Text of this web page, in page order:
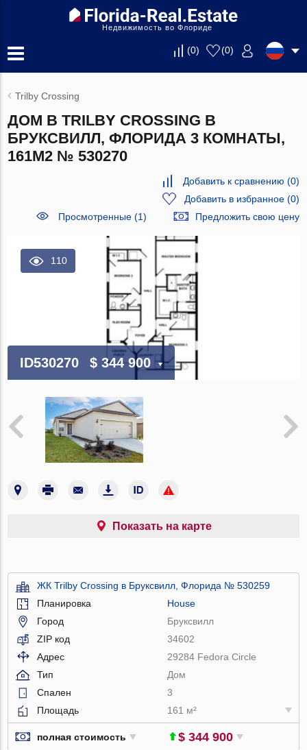
Недвижимость во Флориде
(0) (0)
Trilby Crossing
ДОМ В TRILBY CROSSING В
БРУКСВИЛЛ, ФЛОРИДА 3 КОМНАТЫ,
161М2 № 530270
Добавить к сравнению (0)
Добавить в избранное(0)
Просмотренные (1)
Предложить свою цену
110
ID530270 $ 344 900
Показать на карте
ЖК Trilby Crossing в Бруксвилл, Флорида № 530259
Планировка
House
Город
Бруксвилл
ZIP код
34602
Адрес
29284 Fedora Circle
Тип
Дом
Спален
3
Площадь
161 м²
полная стоимость $ 344 900